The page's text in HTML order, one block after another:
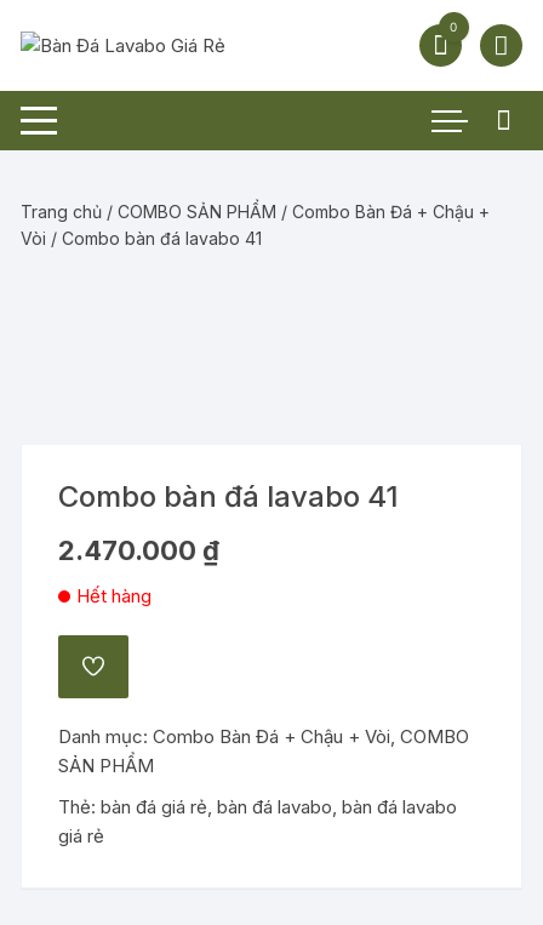
0
Trang chủ /COMBO SẢN PHẨM /Combo Bàn Đá + Chậu +
Vòi / Combo bàn đá lavabo 41
Combo bàn đá lavabo 41
2.470.000 ₫
Hết hàng
ADD
Danh mục:Combo Bàn Đá + Chậu + Vòi,COMBO
SẢN PHẨM
Thẻ:bàn đá giá rẻ,bàn đá lavabo,bàn đá lavabo
giá rẻ